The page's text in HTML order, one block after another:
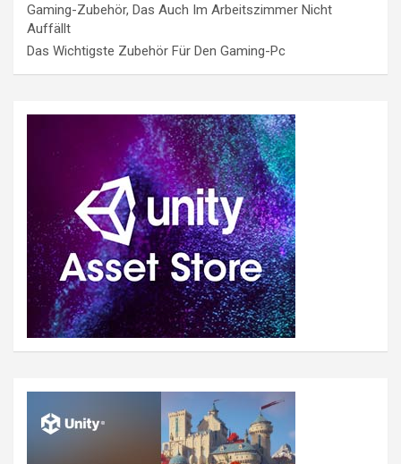
Gaming-Zubehör, Das Auch Im Arbeitszimmer Nicht
Auffällt
Das Wichtigste Zubehör Für Den Gaming-Pc